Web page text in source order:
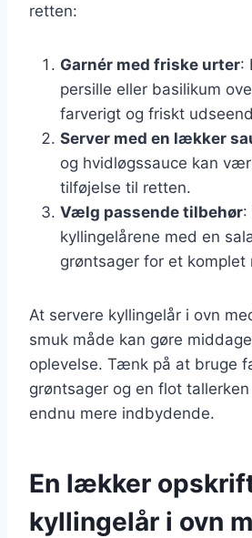
retten:
Garnér med friske urter:
persille eller basilikum
farverigt og friskt
Server med en lækker
og hvidløgssauce kan
tilføjelse til retten.
Vælg passende tilbehør:
kyllingelårene med en
grøntsager for et komplet
At servere kyllingelår i ovn
smuk måde kan gøre
oplevelse. Tænk på at bruge
grøntsager og en flot
endnu mere indbydende.
En lækker
kyllingelår i ovn